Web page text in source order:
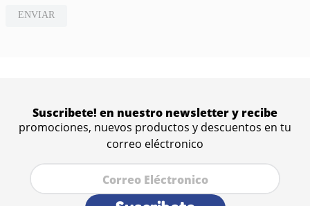
ENVIAR
Suscribete! en nuestro newsletter y recibe
promociones, nuevos productos y descuentos en tu
correo eléctronico